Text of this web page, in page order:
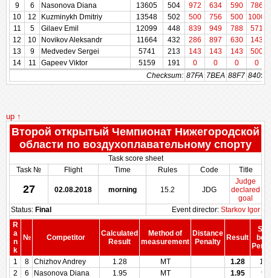
9
Nasonova Diana 13605 504 972 634 590
786
10
12 Kuzminykh Dmitriy 13548 502 500 756 500
1000
11
Gilaev Emil 12099 448 839 949 788
571
12
10 Novikov Aleksandr 11664 432 286 897 630
143
13
Medvedev Sergei 5741 213 143 143 143
500
14
11 Gapeev Viktor 5159 191 0 0 0
0
Checksum: 87FA 7BEA 88F7 8405
9
6 Nasonova Diana 13605
504
10
12 Kuzminykh Dmitriy 13548
502
11
5 Gilaev Emil 12099
448
12
10 Novikov Aleksandr 11664
432
13
9 Medvedev Sergei 5741
213
14
11 Gapeev Viktor 5159
191
Checksum:
up ↑
Второй открытый Чемпионат Нижегородской
области по воздухоплавательному спорту
Task score sheet
Task №
Flight Time Rules Code Title
27 02.08.2018 morning 15.2 JDG
Judge
declared
goal
Status: Final Event director: Starkov Igor
R
a
n
k
№ Competitor
Calculated
Result
Method of
measurement
Distance
Penalty
Result
1
8 Chizhov Andrey 1.28 MT 1.28
2
6 Nasonova Diana 1.95 MT 1.95